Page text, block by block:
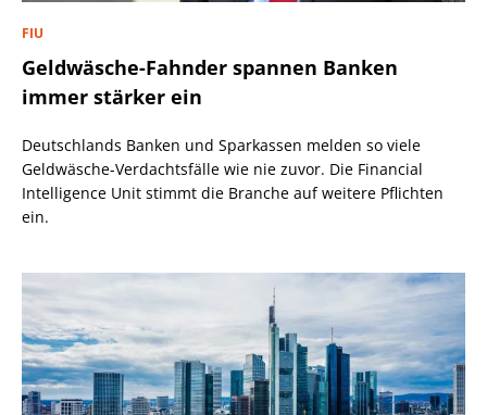
FIU
Geldwäsche-Fahnder spannen Banken
immer stärker ein
Deutschlands Banken und Sparkassen melden so viele
Geldwäsche-Verdachtsfälle wie nie zuvor. Die Financial
Intelligence Unit stimmt die Branche auf weitere Pflichten
ein.